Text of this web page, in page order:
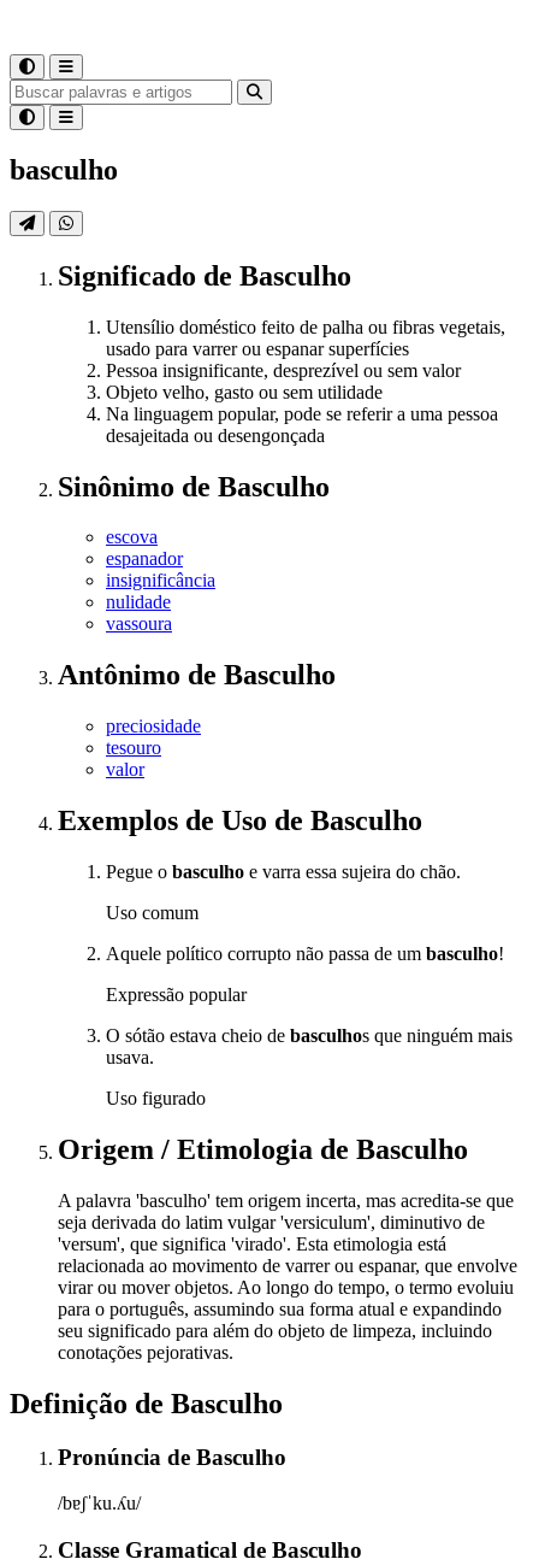
basculho
Significado de Basculho
Utensílio doméstico feito de palha ou fibras vegetais,
usado para varrer ou espanar superfícies
Pessoa insignificante, desprezível ou sem valor
Objeto velho, gasto ou sem utilidade
Na linguagem popular, pode se referir a uma pessoa
desajeitada ou desengonçada
Sinônimo de Basculho
escova
espanador
insignificância
nulidade
vassoura
Antônimo de Basculho
preciosidade
tesouro
valor
Exemplos de Uso de Basculho
Pegue o basculho e varra essa sujeira do chão.
Uso comum
Aquele político corrupto não passa de um basculho!
Expressão popular
O sótão estava cheio de basculhos que ninguém mais
usava.
Uso figurado
Origem / Etimologia de Basculho
A palavra 'basculho' tem origem incerta, mas acredita-se que
seja derivada do latim vulgar 'versiculum', diminutivo de
'versum', que significa 'virado'. Esta etimologia está
relacionada ao movimento de varrer ou espanar, que envolve
virar ou mover objetos. Ao longo do tempo, o termo evoluiu
para o português, assumindo sua forma atual e expandindo
seu significado para além do objeto de limpeza, incluindo
conotações pejorativas.
Definição de Basculho
Pronúncia de Basculho
/bɐʃˈku.ʎu/
Classe Gramatical de Basculho